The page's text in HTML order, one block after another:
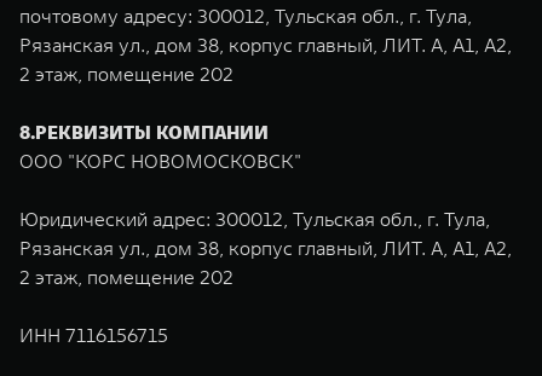
почтовому адресу: 300012, Тульская обл., г. Тула,
Рязанская ул., дом 38, корпус главный, ЛИТ. А, А1, А2,
2 этаж, помещение 202
8.РЕКВИЗИТЫ КОМПАНИИ
ООО "КОРС НОВОМОСКОВСК"
Юридический адрес: 300012, Тульская обл., г. Тула,
Рязанская ул., дом 38, корпус главный, ЛИТ. А, А1, А2,
2 этаж, помещение 202
ИНН 7116156715